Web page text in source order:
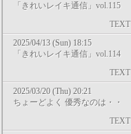
「きれいレイキ通信」vol.115
TEXT
2025/04/13 (Sun) 18:15
「きれいレイキ通信」vol.114
TEXT
2025/03/20 (Thu) 20:21
ちょーどよく 優秀なのは・・
TEXT